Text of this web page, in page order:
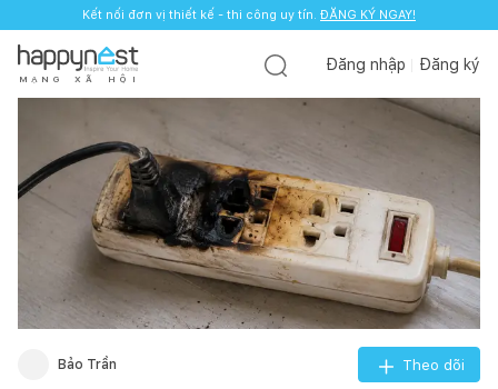
Kết nối đơn vị thiết kế - thi công uy tín. ĐĂNG KÝ NGAY!
M Ạ N G X Ã H Ộ I
Đăng nhập Đăng ký
Bảo Trần Theo dõi